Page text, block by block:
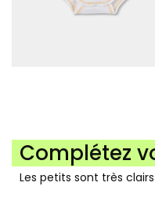
Complétez
Les petits sont très